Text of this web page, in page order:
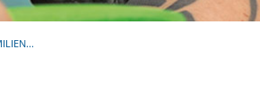
Einwilligung erstreckt sich nicht
berechtigter Interessen und daher